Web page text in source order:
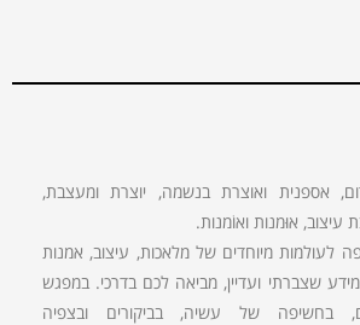
אספנית ואוצרת בנשמה, יוצרת ומעצבת,
עיצוב, אוּמנות ואוֹמנות.
מיוחדים של מלאכות, עיצוב, אמנות
שצברתי ועדיין, מביאה לכם בדרכי. במפגש
בחשיפה של עשיה, בביקורים ובצפיה